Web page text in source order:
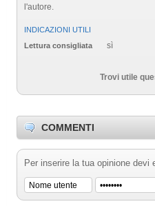
l'autore.
INDICAZIONI UTILI
Lettura consigliata
sì
Trovi utile
COMMENTI
Per inserire la tua opinione devi